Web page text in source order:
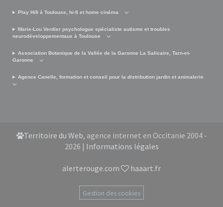
Play Hifi à Toulouse, hi-fi et home cinéma
Marie-Lou Verdier psychologue spécialiste autisme et troubles
neurodéveloppementaux à Toulouse
Association Botanique de la Vallée de la Garonne La Salicaire, Tarn-et-
Garonne
Agence Canelle, formation et conseil pour la distribution jardin et animalerie
Territoire du Web, agence internet en Occitanie 2004 -
2026 | Informations légales
alerterouge.com haaart.fr
Gestion des cookies